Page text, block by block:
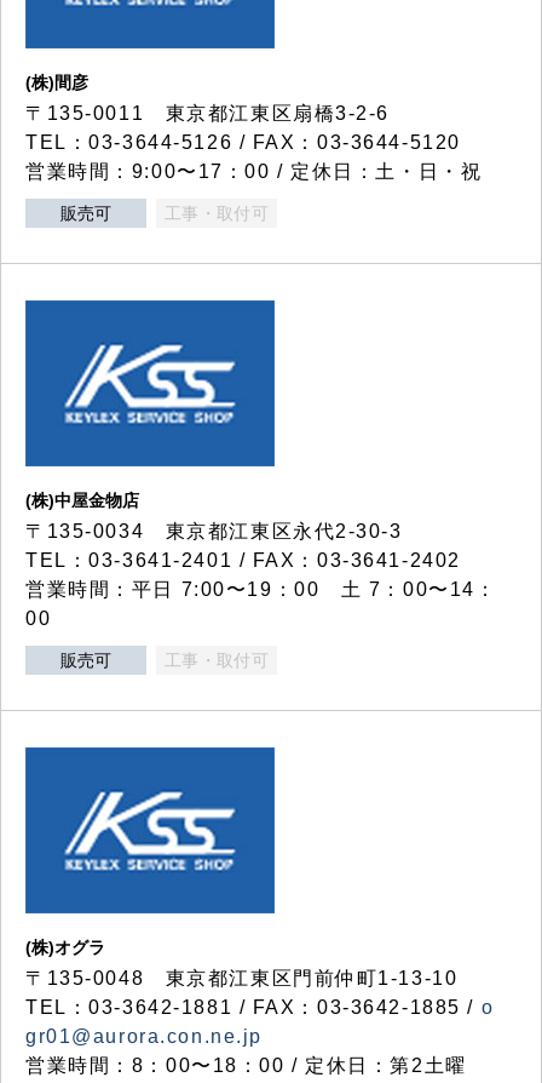
(株)間彦
〒135-0011 東京都江東区扇橋3-2-6
TEL：03-3644-5126 / FAX：03-3644-5120
営業時間：9:00〜17：00 / 定休日：土・日・祝
販売可 工事・取付可
(株)中屋金物店
〒135-0034 東京都江東区永代2-30-3
TEL：03-3641-2401 / FAX：03-3641-2402
営業時間：平日 7:00〜19：00 土 7：00〜14：
00
販売可 工事・取付可
(株)オグラ
〒135-0048 東京都江東区門前仲町1-13-10
TEL：03-3642-1881 / FAX：03-3642-1885 / o
gr01@aurora.con.ne.jp
営業時間：8：00〜18：00 / 定休日：第2土曜